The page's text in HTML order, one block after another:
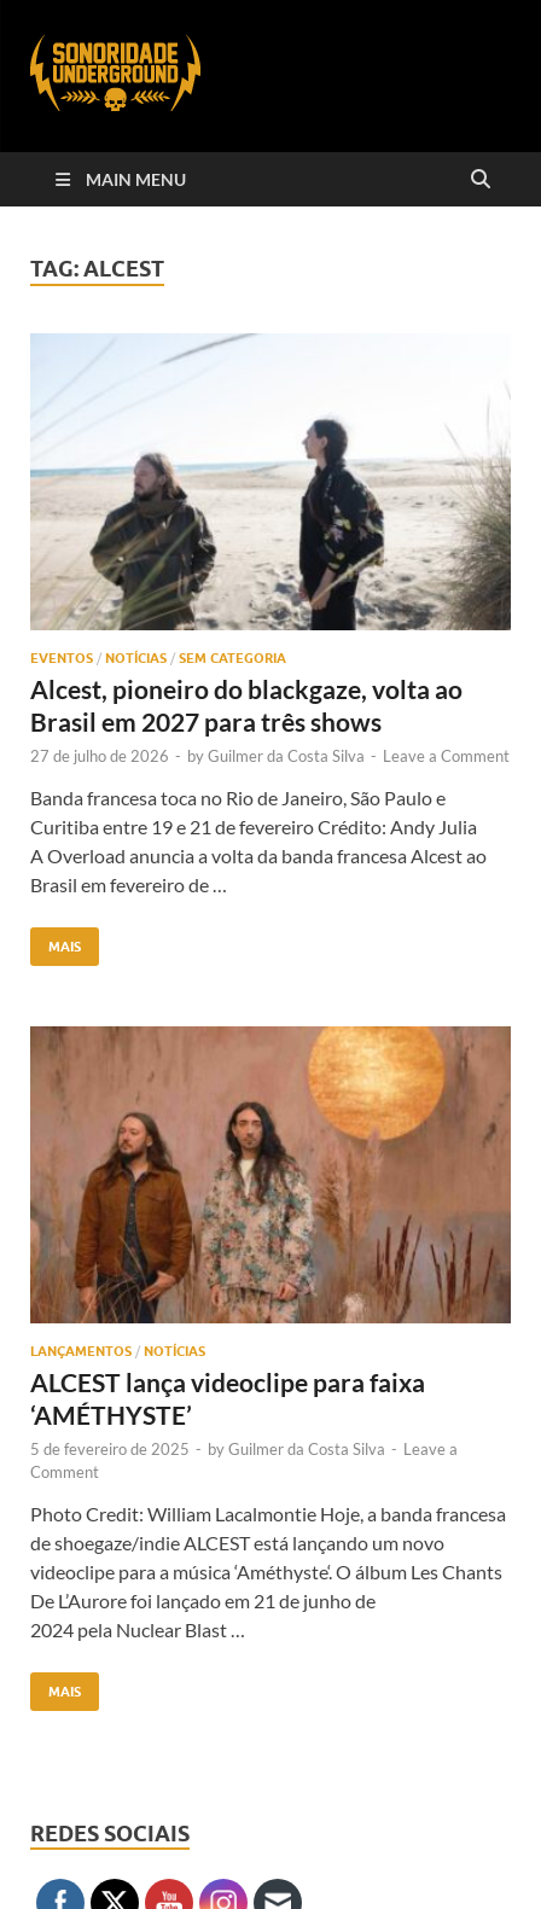
MAIN MENU
TAG:ALCEST
EVENTOS / NOTÍCIAS / SEM CATEGORIA
Alcest, pioneiro do blackgaze, volta ao
Brasil em 2027 para três shows
27 de julho de 2026 - byGuilmer da Costa Silva - Leave a Comment
Banda francesa toca no Rio de Janeiro, São Paulo e
Curitiba entre 19 e 21 de fevereiro Crédito: Andy Julia
A Overload anuncia a volta da banda francesa Alcest ao
Brasil em fevereiro de …
MAIS
LANÇAMENTOS / NOTÍCIAS
ALCEST lança videoclipe para faixa
‘AMÉTHYSTE’
5 de fevereiro de 2025 - byGuilmer da Costa Silva - Leave a
Comment
Photo Credit: William Lacalmontie Hoje, a banda francesa
de shoegaze/indie ALCEST está lançando um novo
videoclipe para a música ‘Améthyste‘. O álbum Les Chants
De L’Aurore foi lançado em 21 de junho de
2024 pela Nuclear Blast …
MAIS
REDES SOCIAIS